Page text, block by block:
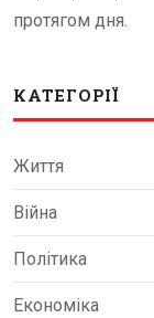
протягом дня.
КАТЕГОРІЇ
Життя
Війна
Політика
Економіка